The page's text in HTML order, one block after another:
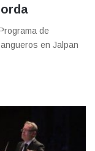
de
en Jalpan